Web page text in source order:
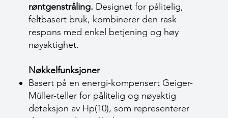
røntgenstråling. Designet for pålitelig,
feltbasert bruk, kombinerer den rask
respons med enkel betjening og høy
nøyaktighet.
Nøkkelfunksjoner
Basert på en energi-kompensert Geiger-
Müller-teller for pålitelig og nøyaktig
deteksjon av Hp(10), som representerer